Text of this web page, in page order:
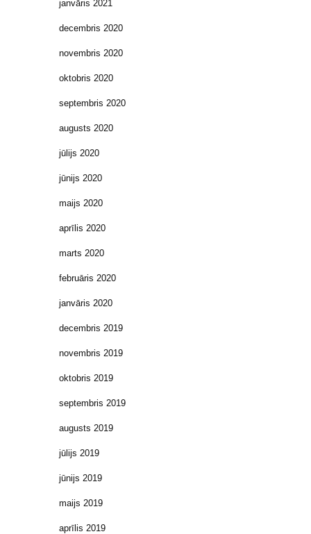
janvāris 2021
decembris 2020
novembris 2020
oktobris 2020
septembris 2020
augusts 2020
jūlijs 2020
jūnijs 2020
maijs 2020
aprīlis 2020
marts 2020
februāris 2020
janvāris 2020
decembris 2019
novembris 2019
oktobris 2019
septembris 2019
augusts 2019
jūlijs 2019
jūnijs 2019
maijs 2019
aprīlis 2019